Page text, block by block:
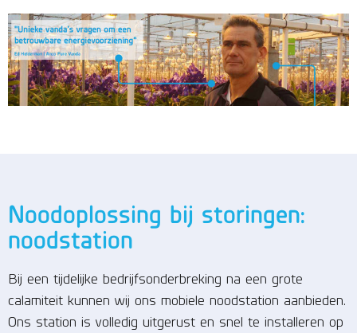
Noodoplossing bij storingen:
noodstation
Bij een tijdelijke bedrijfsonderbreking na een grote
calamiteit kunnen wij ons mobiele noodstation aanbieden.
Ons station is volledig uitgerust en snel te installeren op